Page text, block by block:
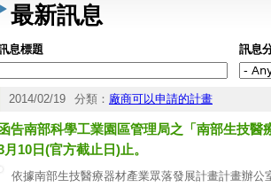
您在這裡
最新訊息
息標題 訊息
2014/02/19 分類： 廠商可以申請的計畫
告南部科學工業園區管理局之「南部生技
月10日(官方截止日)止。
依據南部生技醫療器材產業眾落發展計畫計畫辦公